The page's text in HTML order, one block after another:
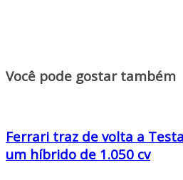
Você pode gostar também
Ferrari traz de volta a
um híbrido de 1.050 cv